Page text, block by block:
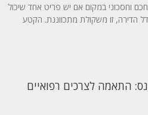
וחסכוני במקום אם יש פריט אחד שיכול
הדירה, זו משקולת מתכווננת. הקטע
התאמה לצרכים רפואיים